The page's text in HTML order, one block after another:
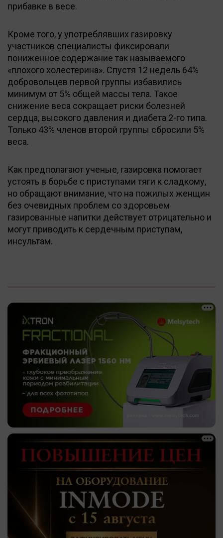
прибавке в весе.
Кроме того, у употреблявших газировку
участников специалисты фиксировали
пониженное содержание так называемого
«плохого холестерина». Спустя 12 недель 64%
добровольцев первой группы избавились
минимум от 5% общей массы тела. Такое
снижение веса сокращает риски болезней
сердца, высокого давления и диабета 2-го типа.
Только 43% членов второй группы сбросили 5%
веса.
Как предполагают ученые, газировка помогает
устоять в борьбе с приступами тяги к сладкому,
но обращают внимание, что на пожилых женщин
без очевидных проблем со здоровьем
газированные напитки действует отрицательно и
могут приводить к сердечным приступам,
инсультам.